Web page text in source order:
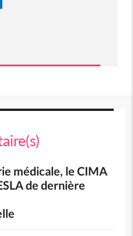
médicale, le CIMA
de dernière